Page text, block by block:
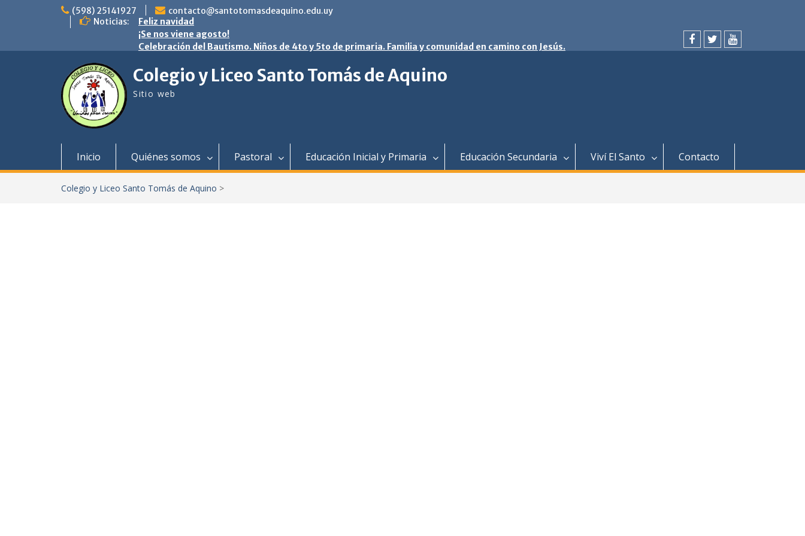
(598) 25141927
contacto@santotomasdeaquino.edu.uy
Noticias:
Feliz navidad
¡Se nos viene agosto!
Celebración del Bautismo. Niños de 4to y 5to de primaria. Familia y comunidad en camino con Jesús.
facebook
twitteryoutube
Colegio y Liceo Santo Tomás de Aquino
Sitio web
Inicio Quiénes somos Pastoral Educación Inicial y Primaria Educación Secundaria Viví El Santo Contacto
Colegio y Liceo Santo Tomás de Aquino >